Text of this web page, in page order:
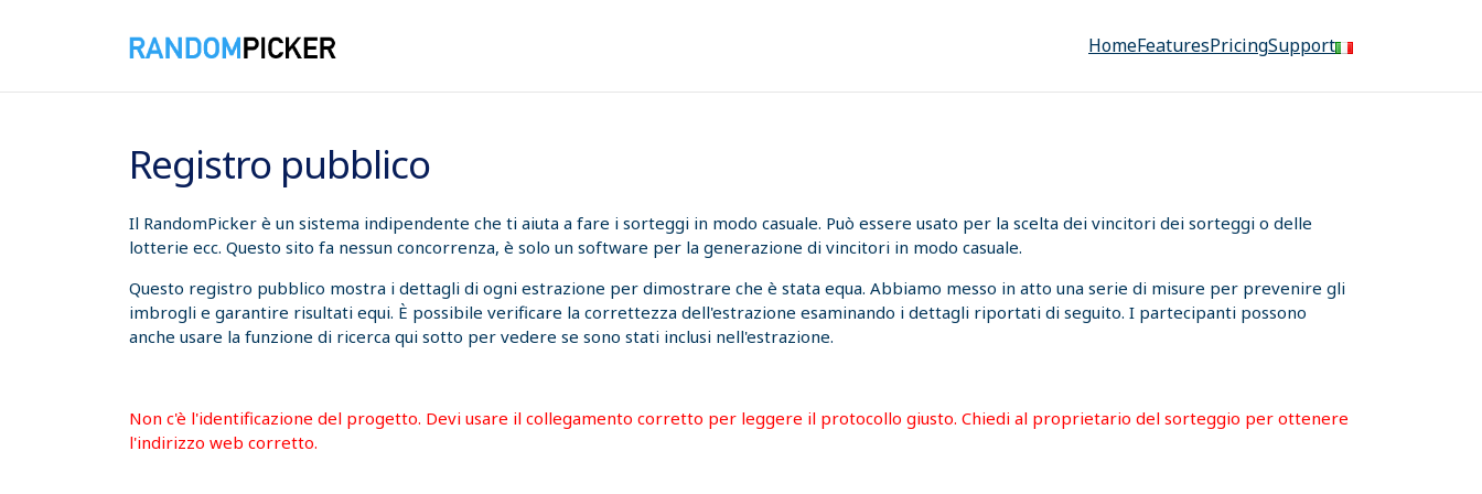
HomeFeaturesPricingSupport
Registro pubblico
Il RandomPicker è un sistema indipendente che ti aiuta a fare i sorteggi in modo casuale. Può essere usato per la scelta dei vincitori dei sorteggi o delle
lotterie ecc. Questo sito fa nessun concorrenza, è solo un software per la generazione di vincitori in modo casuale.
Questo registro pubblico mostra i dettagli di ogni estrazione per dimostrare che è stata equa. Abbiamo messo in atto una serie di misure per prevenire gli
imbrogli e garantire risultati equi. È possibile verificare la correttezza dell'estrazione esaminando i dettagli riportati di seguito. I partecipanti possono
anche usare la funzione di ricerca qui sotto per vedere se sono stati inclusi nell'estrazione.
Non c'è l'identificazione del progetto. Devi usare il collegamento corretto per leggere il protocollo giusto. Chiedi al proprietario del sorteggio per ottenere
l'indirizzo web corretto.